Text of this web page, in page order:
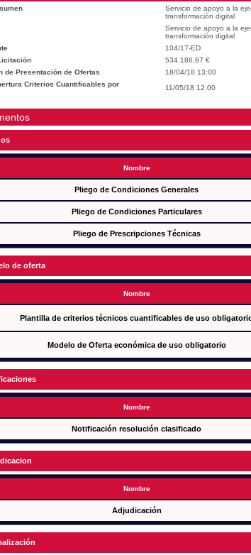
Servicio de apoyo a la
transformación digital
Servicio de apoyo a la
transformación digital
104/17-ED
534.186,67 €
de Presentación de Ofertas
18/04/18 13:00
Criterios Cuantificables por
11/05/18 12:00
Nombre
Pliego de Condiciones Generales
Pliego de Condiciones Particulares
Pliego de Prescripciones Técnicas
de oferta
Nombre
Plantilla de criterios técnicos cuantificables de uso
Modelo de Oferta económica de uso obligatorio
Nombre
Notificación resolución clasificado
Nombre
Adjudicación